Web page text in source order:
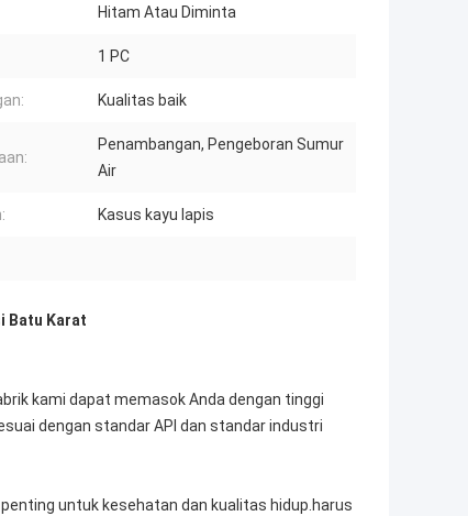
Hitam Atau Diminta
1 PC
Kualitas baik
Penambangan, Pengeboran Sumur
Air
Kasus kayu lapis
Batu Karat
kami dapat memasok Anda dengan tinggi
dengan standar API dan standar industri
untuk kesehatan dan kualitas hidup.harus